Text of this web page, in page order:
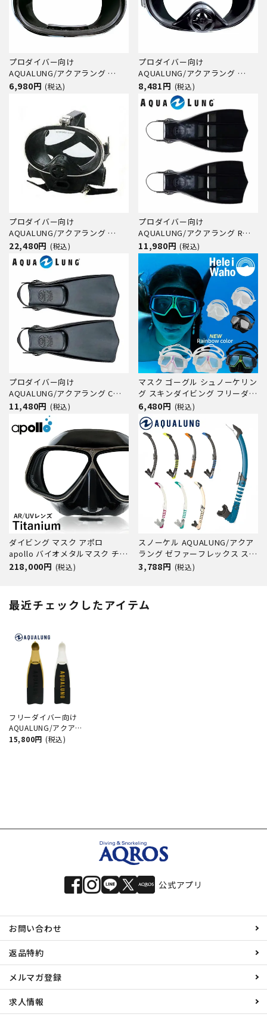
プロダイバー向け
AQUALUNG/アクアラング
Aマスク(アストロ)【203000】
6,980円 (税込)
プロダイバー向け
AQUALUNG/アクアラング
Pマスク(パージ)【204000】
8,481円 (税込)
プロダイバー向け
AQUALUNG/アクアラング
Fマスク(フルフェイス)
【208000】
22,480円 (税込)
プロダイバー向け
AQUALUNG/アクアラング Rフ
ィン(ロケット）
11,980円 (税込)
プロダイバー向け
AQUALUNG/アクアラング Cフ
ィン(クリッパー)
11,480円 (税込)
マスク ゴーグル シュノーケリン
グ スキンダイビング フリーダイ
ビング 素潜り 水中メガネ
HeleiWaho/ヘレイワホ
makanani マカナニ 海水浴 ビー
チアイテム 海遊び
6,480円 (税込)
ダイビング マスク アポロ
apollo バイオメタルマスク チタ
ン bio metal mask 二眼 水中マ
ング シリコン スキューバ
218,000円 (税込)
スノーケル AQUALUNG/アクア
ラング ゼファーフレックス スノ
ーケル スキューバダイビング ス
3,788円 (税込)
最近チェックしたアイテム
フリーダイバー向け
AQUALUNG/アクアラ
ング サイクロンエック
15,800円 (税込)
公式アプリ
お問い合わせ
返品特約
メルマガ登録
求人情報